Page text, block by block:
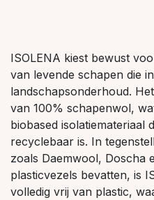
ISOLENA kiest bewust
van levende schapen die
landschapsonderhoud.
van 100% schapenwol,
biobased isolatiemateriaal
recyclebaar is. In
zoals Daemwool, Doscha
plasticvezels bevatten, is
volledig vrij van plastic,